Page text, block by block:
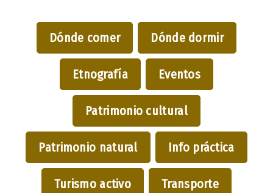
Dónde comer Dónde dormir
Etnografía Eventos
Patrimonio cultural
Patrimonio natural Info práctica
Turismo activo Transporte